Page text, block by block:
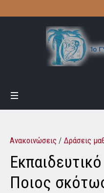
Ανακοινώσεις / Δράσεις
Εκπαιδευτικό
Ποιος